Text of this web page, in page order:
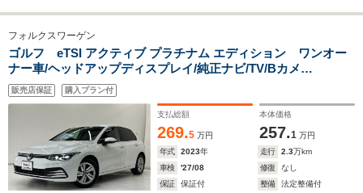
フォルクスワーゲン
ゴルフ eTSI アクティブ プラチナム エディション ワンオー
ナー車/ヘッドアップディスプレイ/純正ナビ/TV/Bカメ
ラ/ETC/LEDヘッドライト/フルセグTV/パドルシフト/アクティ
ブクルーズコントロール/ブラインドスポットモニター/純正前後
ドラレコ/スマートキー/キーレス
販売店保証 購入プラン付
支払総額
269.5 万円
本体価格
257.1 万円
年式
2023年 走行 2.3万km
車検
'27/08 修復
なし
保証
保証付 整備
法定整備付